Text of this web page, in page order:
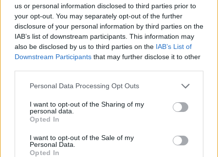
us or personal information disclosed to third parties prior to
your opt-out. You may separately opt-out of the further
disclosure of your personal information by third parties on the
IAB’s list of downstream participants. This information may
also be disclosed by us to third parties on the IAB’s List of
Downstream Participants that may further disclose it to other
Please note that this website/app uses one or more Google
not limited to your visit or usage behaviour. You may click to
grant or deny consent to Google and its third-party tags to
use your data for below specified purposes in below Google
consent section.
Personal Data Processing Opt Outs
I want to opt-out of the Sharing of my
personal data.
Opted In
I want to opt-out of the Sale of my
Personal Data.
Opted In
Inviaci le tue segnalazioni,
i tuoi video e le tue foto
Su WhatsApp al numero +39
345 356 7512